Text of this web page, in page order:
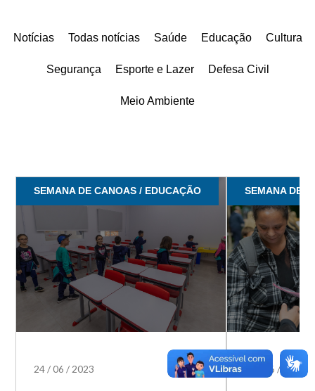
Notícias Todas notícias Saúde Educação Cultura
Segurança Esporte e Lazer Defesa Civil
Meio Ambiente
SEMANA DE CANOAS / EDUCAÇÃO
24 /06 /2023
SEMANA DE
06 / 2023